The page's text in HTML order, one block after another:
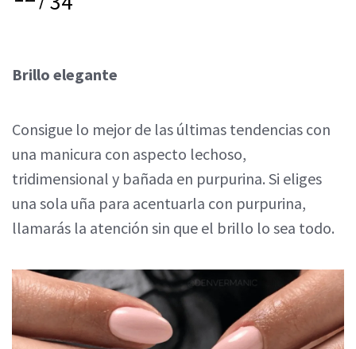
Brillo elegante
Consigue lo mejor de las últimas tendencias con
una manicura con aspecto lechoso,
tridimensional y bañada en purpurina. Si eliges
una sola uña para acentuarla con purpurina,
llamarás la atención sin que el brillo lo sea todo.